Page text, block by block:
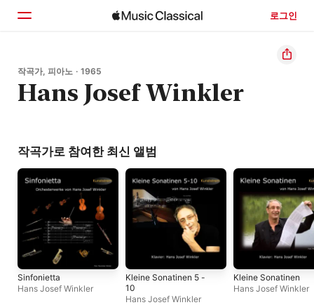
로그인
홈
둘러보기
작곡가, 피아노 · 1965
Hans Josef Winkler
작곡가로 참여한 최신 앨범
Sinfonietta
Hans Josef Winkler
Kleine Sonatinen 5 -
10
Hans Josef Winkler
Kleine Sonatinen
Hans Josef Winkler